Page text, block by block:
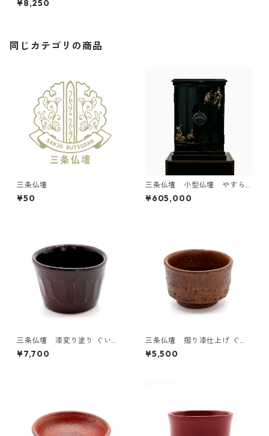
No.4857
¥8,250
同じカテゴリの商品
三条仏壇
¥50
三条仏壇 小型仏壇 やすら
ぎ（蒔絵柄2種あり）
¥605,000
三条仏壇 漆変り塗り ぐい呑
み【現品限り】
¥7,700
三条仏壇 摺り漆仕上げ ぐい
呑みA【現品限り】
¥5,500